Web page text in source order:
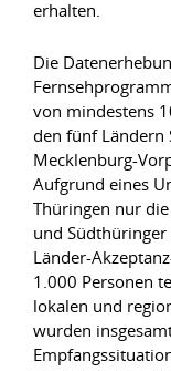
erhalten.
Die
von mindestens
den fünf Ländern
Mecklenburg-
Aufgrund eines
Thüringen nur die
und Südthüringer
Länder-
1.000 Personen
lokalen und
wurden